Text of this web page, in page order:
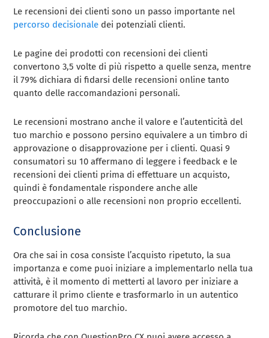
Le recensioni dei clienti sono un passo importante nel
percorso decisionale dei potenziali clienti.
Le pagine dei prodotti con recensioni dei clienti
convertono 3,5 volte di più rispetto a quelle senza, mentre
il 79% dichiara di fidarsi delle recensioni online tanto
quanto delle raccomandazioni personali.
Le recensioni mostrano anche il valore e l’autenticità del
tuo marchio e possono persino equivalere a un timbro di
approvazione o disapprovazione per i clienti. Quasi 9
consumatori su 10 affermano di leggere i feedback e le
recensioni dei clienti prima di effettuare un acquisto,
quindi è fondamentale rispondere anche alle
preoccupazioni o alle recensioni non proprio eccellenti.
Conclusione
Ora che sai in cosa consiste l’acquisto ripetuto, la sua
importanza e come puoi iniziare a implementarlo nella tua
attività, è il momento di metterti al lavoro per iniziare a
catturare il primo cliente e trasformarlo in un autentico
promotore del tuo marchio.